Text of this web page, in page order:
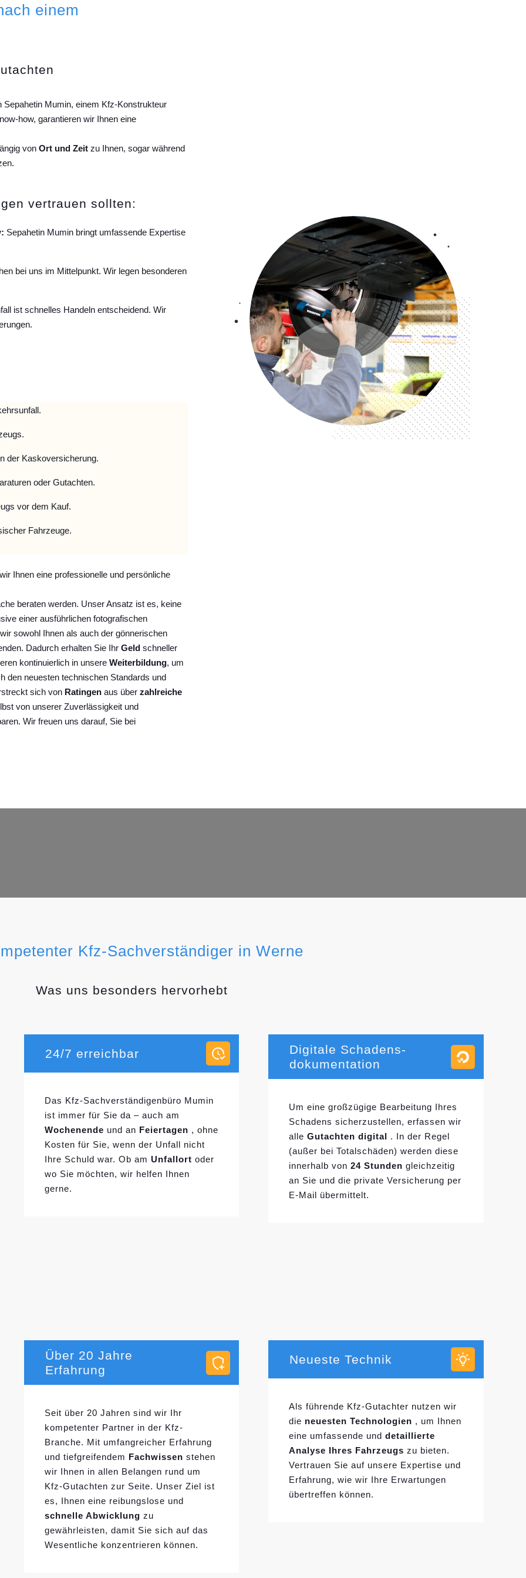
einem
Sepahetin Mumin, einem Kfz-Konstrukteur
how, garantieren wir Ihnen eine
von Ort und Zeit zu Ihnen, sogar während
vertrauen sollten:
Sepahetin Mumin bringt umfassende Expertise
bei uns im Mittelpunkt. Wir legen besonderen
ist schnelles Handeln entscheidend. Wir
der Kaskoversicherung.
oder Gutachten.
vor dem Kauf.
Fahrzeuge.
Ihnen eine professionelle und persönliche
beraten werden. Unser Ansatz ist es, keine
einer ausführlichen fotografischen
sowohl Ihnen als auch der gönnerischen
Dadurch erhalten Sie Ihr Geld schneller
kontinuierlich in unsere Weiterbildung, um
den neuesten technischen Standards und
sich von Ratingen aus über zahlreiche
von unserer Zuverlässigkeit und
Wir freuen uns darauf, Sie bei
Kfz-Sachverständiger in Werne
Was uns besonders hervorhebt
24/7 erreichbar
Das Kfz-Sachverständigenbüro Mumin
ist immer für Sie da – auch am
Wochenende und an Feiertagen , ohne
Kosten für Sie, wenn der Unfall nicht
Ihre Schuld war. Ob am Unfallort oder
wo Sie möchten, wir helfen Ihnen
gerne.
Digitale Schadens-
dokumentation
Um eine großzügige Bearbeitung Ihres
Schadens sicherzustellen, erfassen wir
alleGutachten digital
. In der Regel
(außer bei Totalschäden) werden diese
innerhalb von24 Stunden gleichzeitig
an Sie und die private Versicherung per
E-Mail übermittelt.
Über 20 Jahre
Erfahrung
Seit über 20 Jahren sind wir Ihr
kompetenter Partner in der Kfz-
Branche. Mit umfangreicher Erfahrung
und tiefgreifendem Fachwissen stehen
wir Ihnen in allen Belangen rund um
Kfz-Gutachten zur Seite. Unser Ziel ist
es, Ihnen eine reibungslose und
schnelle Abwicklung zu
gewährleisten, damit Sie sich auf das
Wesentliche konzentrieren können.
Neueste Technik
Als führende Kfz-Gutachter nutzen wir
die neuesten Technologien , um Ihnen
eine umfassende unddetaillierte
Analyse Ihres Fahrzeugs zu bieten.
Vertrauen Sie auf unsere Expertise und
Erfahrung, wie wir Ihre Erwartungen
übertreffen können.